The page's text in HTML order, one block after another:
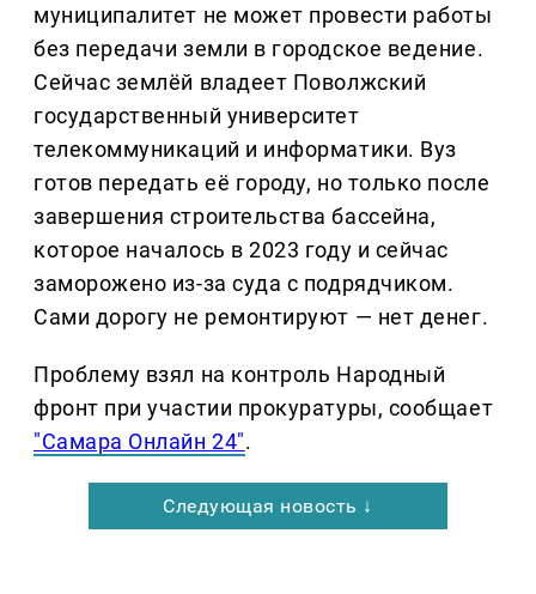
муниципалитет не может провести работы
без передачи земли в городское ведение.
Сейчас землёй владеет Поволжский
государственный университет
телекоммуникаций и информатики. Вуз
готов передать её городу, но только после
завершения строительства бассейна,
которое началось в 2023 году и сейчас
заморожено из-за суда с подрядчиком.
Сами дорогу не ремонтируют — нет денег.
Проблему взял на контроль Народный
фронт при участии прокуратуры, сообщает
"Самара Онлайн 24".
Следующая новость ↓